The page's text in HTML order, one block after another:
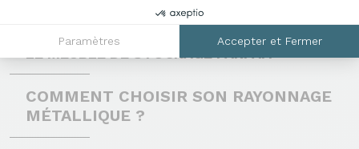
Paramètres Accepter et Fermer
LE RAYONNAGE OU ÉTAGÈRE MÉTALLIQUE :
LE MEUBLE DE STOCKAGE PARFAIT
COMMENT CHOISIR SON RAYONNAGE
MÉTALLIQUE ?